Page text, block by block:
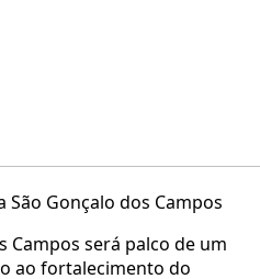
Gonçalo dos Campos
Campos será palco de um
ao fortalecimento do